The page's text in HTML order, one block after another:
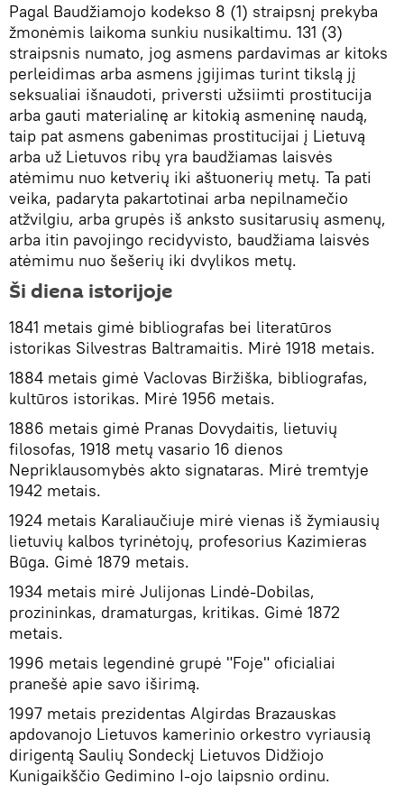
Pagal Baudžiamojo kodekso 8 (1) straipsnį prekyba
žmonėmis laikoma sunkiu nusikaltimu. 131 (3)
straipsnis numato, jog asmens pardavimas ar kitoks
perleidimas arba asmens įgijimas turint tikslą jį
seksualiai išnaudoti, priversti užsiimti prostitucija
arba gauti materialinę ar kitokią asmeninę naudą,
taip pat asmens gabenimas prostitucijai į Lietuvą
arba už Lietuvos ribų yra baudžiamas laisvės
atėmimu nuo ketverių iki aštuonerių metų. Ta pati
veika, padaryta pakartotinai arba nepilnamečio
atžvilgiu, arba grupės iš anksto susitarusių asmenų,
arba itin pavojingo recidyvisto, baudžiama laisvės
atėmimu nuo šešerių iki dvylikos metų.
Ši diena istorijoje
1841 metais gimė bibliografas bei literatūros
istorikas Silvestras Baltramaitis. Mirė 1918 metais.
1884 metais gimė Vaclovas Biržiška, bibliografas,
kultūros istorikas. Mirė 1956 metais.
1886 metais gimė Pranas Dovydaitis, lietuvių
filosofas, 1918 metų vasario 16 dienos
Nepriklausomybės akto signataras. Mirė tremtyje
1942 metais.
1924 metais Karaliaučiuje mirė vienas iš žymiausių
lietuvių kalbos tyrinėtojų, profesorius Kazimieras
Būga. Gimė 1879 metais.
1934 metais mirė Julijonas Lindė-Dobilas,
prozininkas, dramaturgas, kritikas. Gimė 1872
metais.
1996 metais legendinė grupė "Foje" oficialiai
pranešė apie savo iširimą.
1997 metais prezidentas Algirdas Brazauskas
apdovanojo Lietuvos kamerinio orkestro vyriausią
dirigentą Saulių Sondeckį Lietuvos Didžiojo
Kunigaikščio Gedimino I-ojo laipsnio ordinu.